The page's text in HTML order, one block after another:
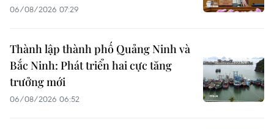
06/08/2026 07:29
Thành lập thành phố Quảng Ninh và
Bắc Ninh: Phát triển hai cực tăng
trưởng mới
06/08/2026 06:52